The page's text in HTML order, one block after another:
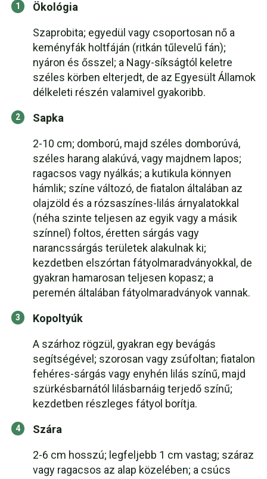
Ökológia
Szaprobita; egyedül vagy csoportosan nő a
keményfák holtfáján (ritkán tűlevelű fán);
nyáron és ősszel; a Nagy-síkságtól keletre
széles körben elterjedt, de az Egyesült Államok
délkeleti részén valamivel gyakoribb.
Sapka
2-10 cm; domború, majd széles domborúvá,
széles harang alakúvá, vagy majdnem lapos;
ragacsos vagy nyálkás; a kutikula könnyen
hámlik; színe változó, de fiatalon általában az
olajzöld és a rózsaszínes-lilás árnyalatokkal
(néha szinte teljesen az egyik vagy a másik
színnel) foltos, éretten sárgás vagy
narancssárgás területek alakulnak ki;
kezdetben elszórtan fátyolmaradványokkal, de
gyakran hamarosan teljesen kopasz; a
peremén általában fátyolmaradványok vannak.
Kopoltyúk
A szárhoz rögzül, gyakran egy bevágás
segítségével; szorosan vagy zsúfoltan; fiatalon
fehéres-sárgás vagy enyhén lilás színű, majd
szürkésbarnától lilásbarnáig terjedő színű;
kezdetben részleges fátyol borítja.
Szára
2-6 cm hosszú; legfeljebb 1 cm vastag; száraz
vagy ragacsos az alap közelében; a csúcs